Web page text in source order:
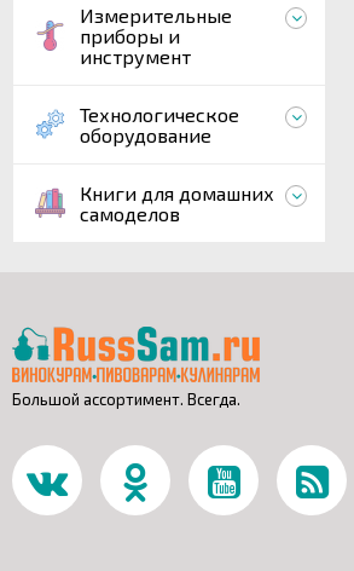
Измерительные
приборы и
инструмент
Технологическое
оборудование
Книги для домашних
самоделов
Большой ассортимент. Всегда.